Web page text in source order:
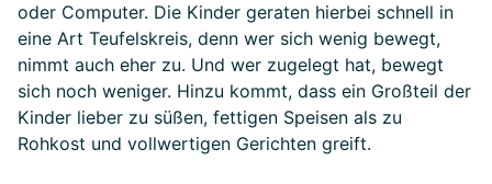
oder Computer. Die Kinder geraten hierbei schnell in
eine Art Teufelskreis, denn wer sich wenig bewegt,
nimmt auch eher zu. Und wer zugelegt hat, bewegt
sich noch weniger. Hinzu kommt, dass ein Großteil der
Kinder lieber zu süßen, fettigen Speisen als zu
Rohkost und vollwertigen Gerichten greift.